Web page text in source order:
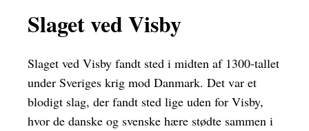
Slaget ved Visby
Slaget ved Visby fandt sted i midten af 1300-tallet
under Sveriges krig mod Danmark. Det var et
blodigt slag, der fandt sted lige uden for Visby,
hvor de danske og svenske hære stødte sammen i